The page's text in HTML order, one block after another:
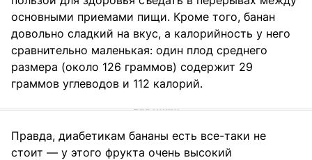
основными приемами пищи. Кроме того, банан
довольно сладкий на вкус, а калорийность у него
сравнительно маленькая: один плод среднего
размера (около 126 граммов) содержит 29
граммов углеводов и 112 калорий.
Правда, диабетикам бананы есть все-таки не
стоит — у этого фрукта очень высокий